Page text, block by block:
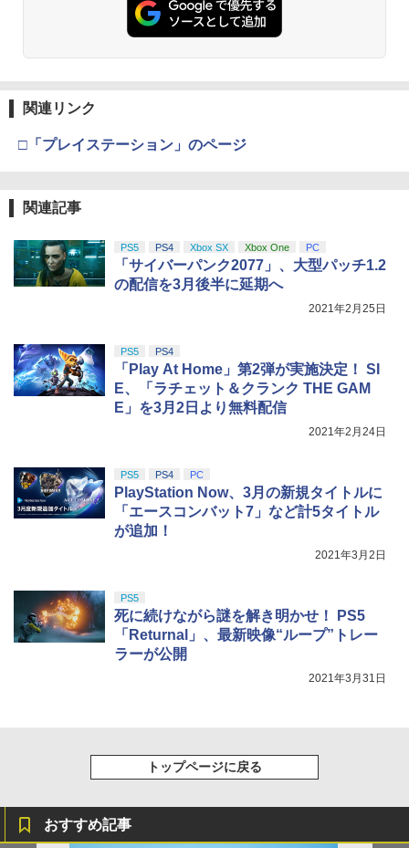
関連リンク
□「プレイステーション」のページ
関連記事
PS5 PS4 Xbox SX Xbox One PC
「サイバーパンク2077」、大型パッチ1.2
の配信を3月後半に延期へ
2021年2月25日
PS5 PS4
「Play At Home」第2弾が実施決定！ SI
E、「ラチェット＆クランク THE GAM
E」を3月2日より無料配信
2021年2月24日
PS5 PS4 PC
PlayStation Now、3月の新規タイトルに
「エースコンバット7」など計5タイトル
が追加！
2021年3月2日
PS5
死に続けながら謎を解き明かせ！ PS5
「Returnal」、最新映像“ループ”トレー
ラーが公開
2021年3月31日
トップページに戻る
おすすめ記事